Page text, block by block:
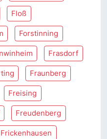
Floß
Forstinning
Frasdorf
Fraunberg
Freising
Freudenberg
Frickenhausen